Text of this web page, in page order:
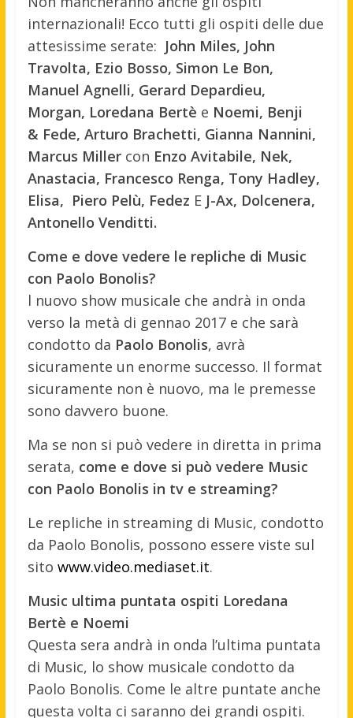
internazionali! Ecco tutti gli ospiti delle due
attesissime serate: John Miles, John
Travolta, Ezio Bosso, Simon Le Bon,
Manuel Agnelli, Gerard Depardieu,
Morgan, Loredana Bertè e Noemi, Benji
& Fede, Arturo Brachetti, Gianna Nannini,
Marcus Miller con Enzo Avitabile, Nek,
Anastacia, Francesco Renga, Tony Hadley,
Elisa, Piero Pelù, Fedez EJ-Ax, Dolcenera,
Antonello Venditti.
Come e dove vedere le repliche di Music
con Paolo Bonolis?
l nuovo show musicale che andrà in onda
verso la metà di gennao 2017 e che sarà
condotto da Paolo Bonolis, avrà
sicuramente un enorme successo. Il format
sicuramente non è nuovo, ma le premesse
sono davvero buone.
Ma se non si può vedere in diretta in prima
serata, come e dove si può vedere Music
con Paolo Bonolis in tv e streaming?
Le repliche in streaming di Music, condotto
da Paolo Bonolis, possono essere viste sul
sito www.video.mediaset.it.
Music ultima puntata ospiti Loredana
Bertè e Noemi
Questa sera andrà in onda l’ultima puntata
di Music, lo show musicale condotto da
Paolo Bonolis. Come le altre puntate anche
questa volta ci saranno dei grandi ospiti.